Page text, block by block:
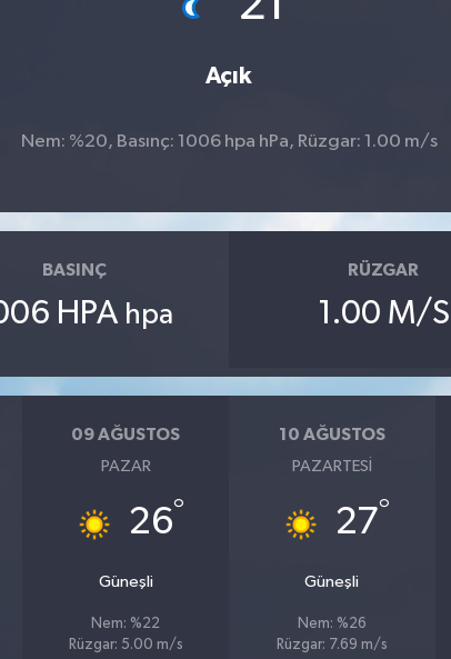
Açık
Nem: %20, Basınç: 1006 hpa hPa, Rüzgar: 1.00 m/s
BASINÇ
HPA hpa
RÜZGAR
1.00 M/S
09 AĞUSTOS
PAZAR
26°
Güneşli
Nem: %22
Rüzgar: 5.00 m/s
10 AĞUSTOS
PAZARTESI
27°
Güneşli
Nem: %26
Rüzgar: 7.69 m/s